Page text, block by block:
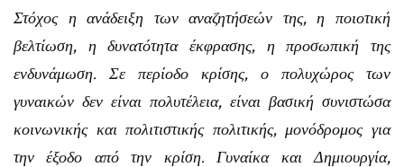
Στόχος η ανάδειξη των αναζητήσεών της, η ποιοτική
βελτίωση, η δυνατότητα έκφρασης, η προσωπική της
ενδυνάμωση. Σε περίοδο κρίσης, ο πολυχώρος των
γυναικών δεν είναι πολυτέλεια, είναι βασική συνιστώσα
κοινωνικής και πολιτιστικής πολιτικής, μονόδρομος για
την έξοδο από την κρίση. Γυναίκα και Δημιουργία,